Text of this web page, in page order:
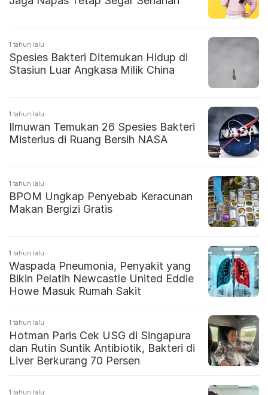
1 tahun lalu
Spesies Bakteri Ditemukan Hidup di
Stasiun Luar Angkasa Milik China
1 tahun lalu
Ilmuwan Temukan 26 Spesies Bakteri
Misterius di Ruang Bersih NASA
1 tahun lalu
BPOM Ungkap Penyebab Keracunan
Makan Bergizi Gratis
1 tahun lalu
Waspada Pneumonia, Penyakit yang
Bikin Pelatih Newcastle United Eddie
Howe Masuk Rumah Sakit
1 tahun lalu
Hotman Paris Cek USG di Singapura
dan Rutin Suntik Antibiotik, Bakteri di
Liver Berkurang 70 Persen
1 tahun lalu